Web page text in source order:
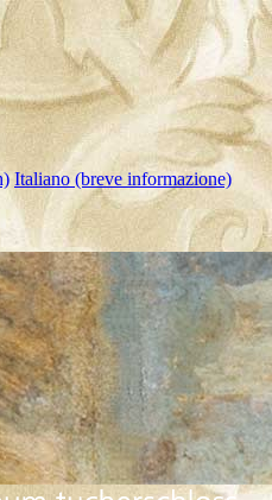
Italiano (breve informazione)